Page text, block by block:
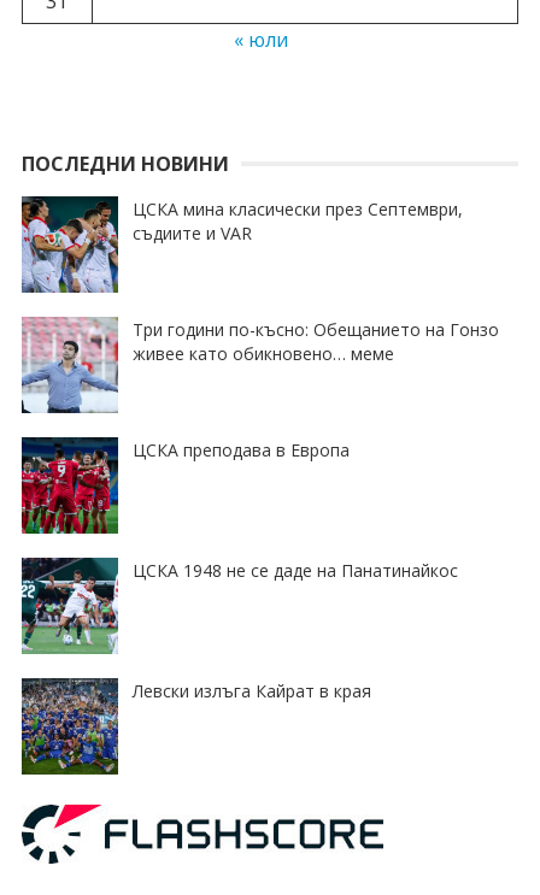
« юли
ПОСЛЕДНИ НОВИНИ
ЦСКА мина класически през Септември,
съдиите и VAR
Три години по-късно: Обещанието на Гонзо
живее като обикновено… меме
ЦСКА преподава в Европа
ЦСКА 1948 не се даде на Панатинайкос
Левски излъга Кайрат в края